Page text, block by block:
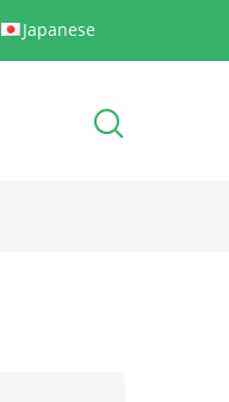
Japanese